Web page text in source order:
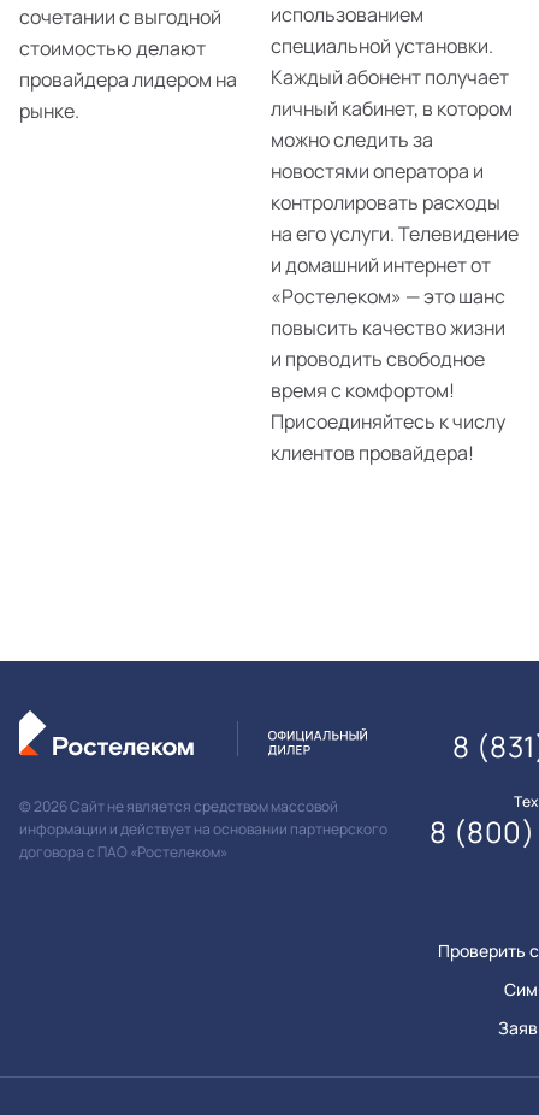
сочетании с выгодной
стоимостью делают
провайдера лидером на
рынке.
использованием
специальной установки.
Каждый абонент получает
личный кабинет, в котором
можно следить за
новостями оператора и
контролировать расходы
на его услуги. Телевидение
и домашний интернет от
«Ростелеком» — это шанс
повысить качество жизни
и проводить свободное
время с комфортом!
Присоединяйтесь к числу
клиентов провайдера!
© 2026 Сайт не является средством массовой
информации и действует на основании партнерского
договора с ПАО «Ростелеком»
Проверить
8
8